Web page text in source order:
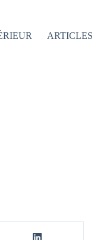
ARTICLES